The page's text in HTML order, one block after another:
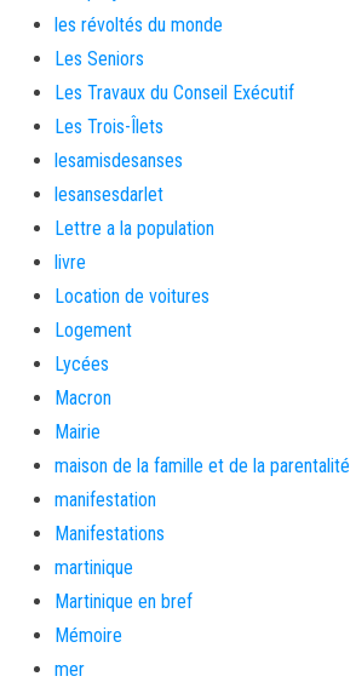
les révoltés du monde
Les Seniors
Les Travaux du Conseil Exécutif
Les Trois-Îlets
lesamisdesanses
lesansesdarlet
Lettre a la population
livre
Location de voitures
Logement
Lycées
Macron
Mairie
maison de la famille et de la parentalité
manifestation
Manifestations
martinique
Martinique en bref
Mémoire
mer